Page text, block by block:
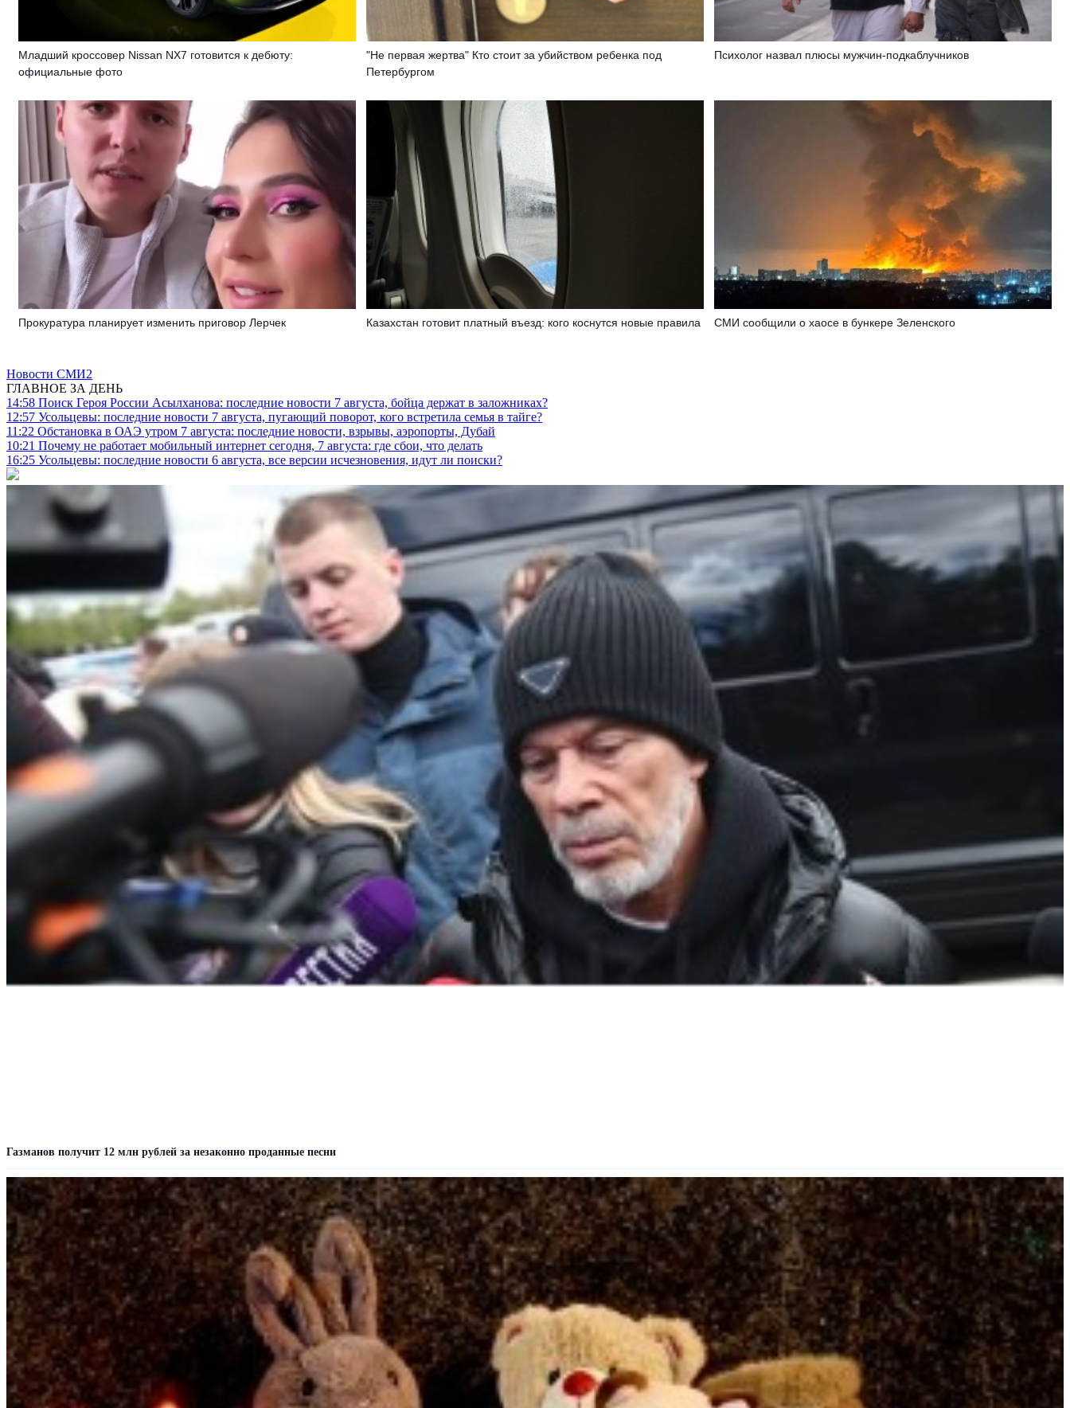
Младший кроссовер Nissan NX7 готовится к дебюту:
официальные фото
"Не первая жертва" Кто стоит за убийством ребенка под
Петербургом
Психолог назвал плюсы мужчин-подкаблучников
Прокуратура планирует изменить приговор Лерчек Казахстан готовит платный въезд: кого коснутся новые правила СМИ сообщили о хаосе в бункере Зеленского
Новости СМИ2
ГЛАВНОЕ ЗА ДЕНЬ
14:58 Поиск Героя России Асылханова: последние новости 7 августа, бойца держат в заложниках?
12:57 Усольцевы: последние новости 7 августа, пугающий поворот, кого встретила семья в тайге?
11:22 Обстановка в ОАЭ утром 7 августа: последние новости, взрывы, аэропорты, Дубай
10:21 Почему не работает мобильный интернет сегодня, 7 августа: где сбои, что делать
16:25 Усольцевы: последние новости 6 августа, все версии исчезновения, идут ли поиски?
Газманов получит 12 млн рублей за незаконно проданные песни